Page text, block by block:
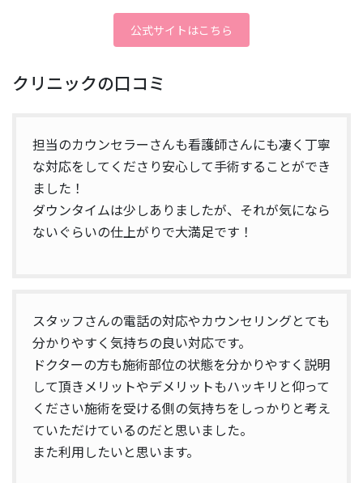
公式サイトはこちら
クリニックの口コミ
担当のカウンセラーさんも看護師さんにも凄く丁寧
な対応をしてくださり安心して手術することができ
ました！
ダウンタイムは少しありましたが、それが気になら
ないぐらいの仕上がりで大満足です！
スタッフさんの電話の対応やカウンセリングとても
分かりやすく気持ちの良い対応です。
ドクターの方も施術部位の状態を分かりやすく説明
して頂きメリットやデメリットもハッキリと仰って
ください施術を受ける側の気持ちをしっかりと考え
ていただけているのだと思いました。
また利用したいと思います。